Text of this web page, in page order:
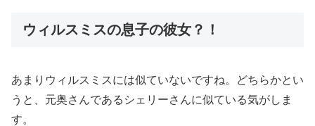
ウィルスミスの息子の彼女？！
あまりウィルスミスには似ていないですね。どちらかとい
うと、元奥さんであるシェリーさんに似ている気がしま
す。